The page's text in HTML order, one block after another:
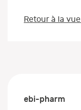
Retour à la
ebi-pharm